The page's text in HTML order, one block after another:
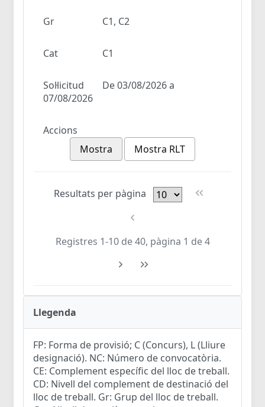
Gr C1, C2
Cat C1
Sol·licitud
De 03/08/2026 a
07/08/2026
Accions
Mostra
Mostra RLT
Resultats per pàgina
Registres 1-10 de 40, pàgina 1 de 4
Llegenda
FP: Forma de provisió; C (Concurs), L (Lliure
designació). NC: Número de convocatòria.
CE: Complement específic del lloc de treball.
CD: Nivell del complement de destinació del
lloc de treball. Gr: Grup del lloc de treball.